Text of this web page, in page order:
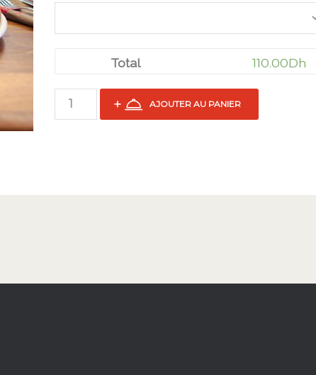
Total 110.00Dh
AJOUTER AU PANIER